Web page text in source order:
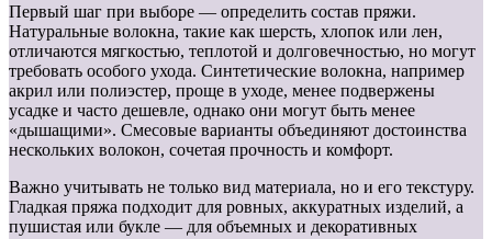
Первый шаг при выборе — определить состав пряжи.
Натуральные волокна, такие как шерсть, хлопок или лен,
отличаются мягкостью, теплотой и долговечностью, но могут
требовать особого ухода. Синтетические волокна, например
акрил или полиэстер, проще в уходе, менее подвержены
усадке и часто дешевле, однако они могут быть менее
«дышащими». Смесовые варианты объединяют достоинства
нескольких волокон, сочетая прочность и комфорт.
Важно учитывать не только вид материала, но и его текстуру.
Гладкая пряжа подходит для ровных, аккуратных изделий, а
пушистая или букле — для объемных и декоративных